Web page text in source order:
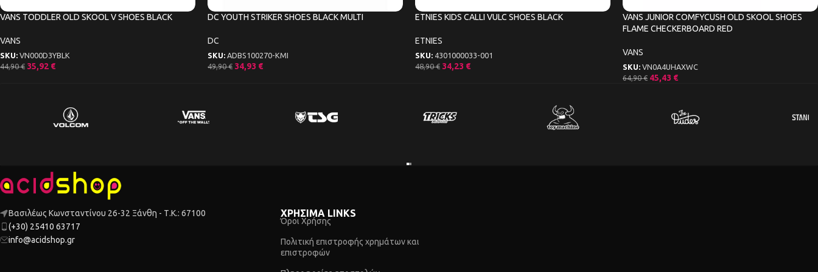
VANS TODDLER OLD SKOOL V SHOES BLACK
VANS
SKU: VN000D3YBLK
44,90€ 35,92 €
DC YOUTH STRIKER SHOES BLACK MULTI
DC
SKU: ADBS100270-KMI
49,90€ 34,93 €
ETNIES KIDS CALLI VULC SHOES BLACK
ETNIES
SKU: 4301000033-001
48,90€ 34,23 €
VANS JUNIOR COMFYCUSH OLD SKOOL SHOES
FLAME CHECKERBOARD RED
VANS
SKU: VN0A4UHAXWC
64,90€ 45,43 €
Βασιλέως Κωνσταντίνου 26-32 Ξάνθη - Τ.Κ.: 67100
(+30) 25410 63717
info@acidshop.gr
ΧΡΗΣΙΜΑ LINKS
Όροι Χρήσης
Πολιτική επιστροφής χρημάτων και
επιστροφών